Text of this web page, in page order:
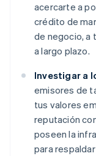
acercarte a
crédito de
de negocio, a
a largo plazo.
Investigar a
emisores de
tus valores
reputación
poseen la
para